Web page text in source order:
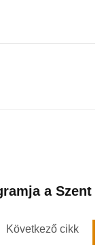
a Szent
Következő cikk